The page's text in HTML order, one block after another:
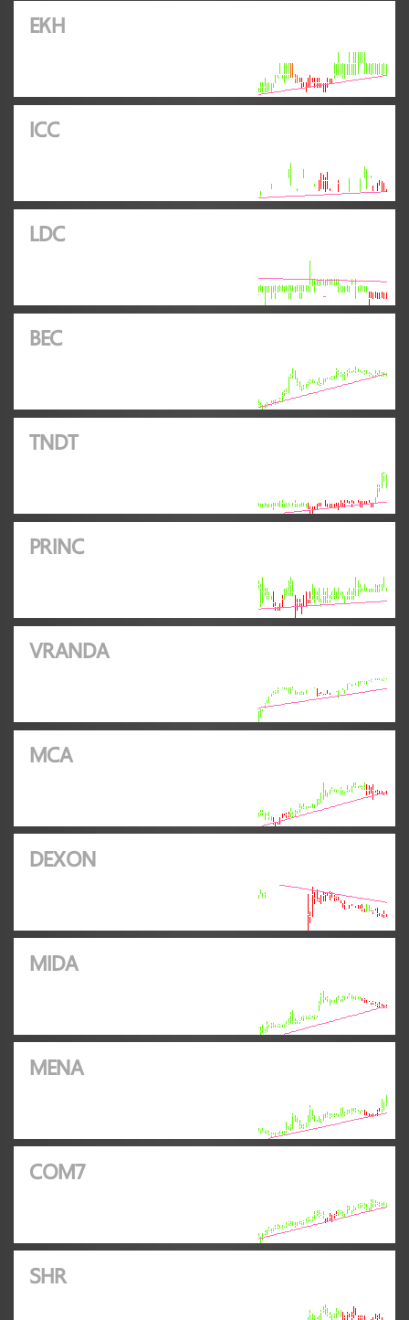
EKH
ICC
LDC
BEC
TNDT
PRINC
VRANDA
MCA
DEXON
MIDA
MENA
COM7
SHR